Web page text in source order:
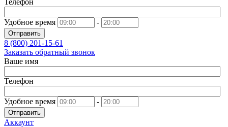
Телефон
Удобное время -
Отправить
8 (800) 201-15-61
Заказать обратный звонок
Ваше имя
Телефон
Удобное время -
Отправить
Аккаунт